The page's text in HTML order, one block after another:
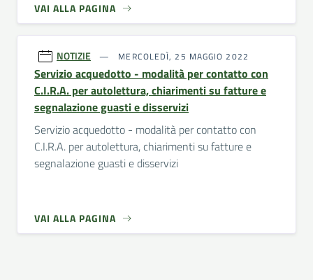
VAI ALLA PAGINA
NOTIZIE MERCOLEDÌ, 25 MAGGIO 2022
Servizio acquedotto - modalità per contatto con
C.I.R.A. per autolettura, chiarimenti su fatture e
segnalazione guasti e disservizi
Servizio acquedotto - modalità per contatto con
C.I.R.A. per autolettura, chiarimenti su fatture e
segnalazione guasti e disservizi
VAI ALLA PAGINA